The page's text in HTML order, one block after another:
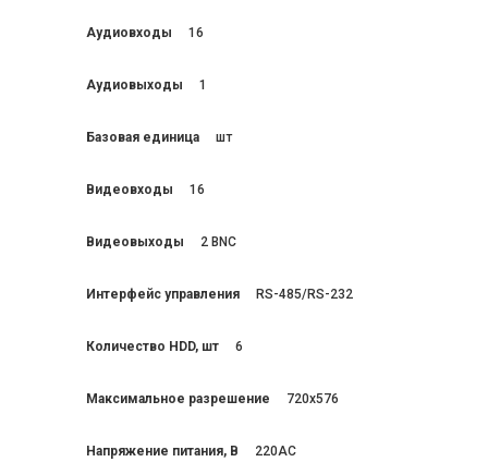
Аудиовходы 16
Аудиовыходы 1
Базовая единица шт
Видеовходы 16
Видеовыходы 2 BNC
Интерфейс управления RS-485/RS-232
Количество HDD, шт 6
Максимальное разрешение 720x576
Напряжение питания, В 220AC